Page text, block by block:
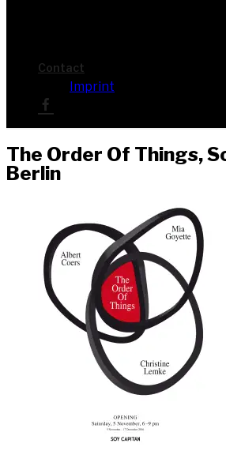
Cont­act
Imprint
The Order Of Things,
Berlin